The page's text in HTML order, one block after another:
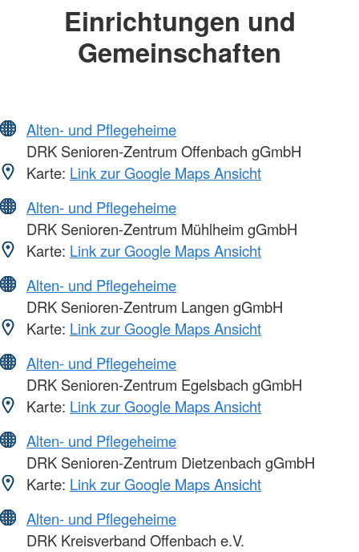
Einrichtungen und
Gemeinschaften
Alten- und Pflegeheime
DRK Senioren-Zentrum Offenbach gGmbH
Karte: Link zur Google Maps Ansicht
Alten- und Pflegeheime
DRK Senioren-Zentrum Mühlheim gGmbH
Karte: Link zur Google Maps Ansicht
Alten- und Pflegeheime
DRK Senioren-Zentrum Langen gGmbH
Karte: Link zur Google Maps Ansicht
Alten- und Pflegeheime
DRK Senioren-Zentrum Egelsbach gGmbH
Karte: Link zur Google Maps Ansicht
Alten- und Pflegeheime
DRK Senioren-Zentrum Dietzenbach gGmbH
Karte: Link zur Google Maps Ansicht
Alten- und Pflegeheime
DRK Kreisverband Offenbach e.V.